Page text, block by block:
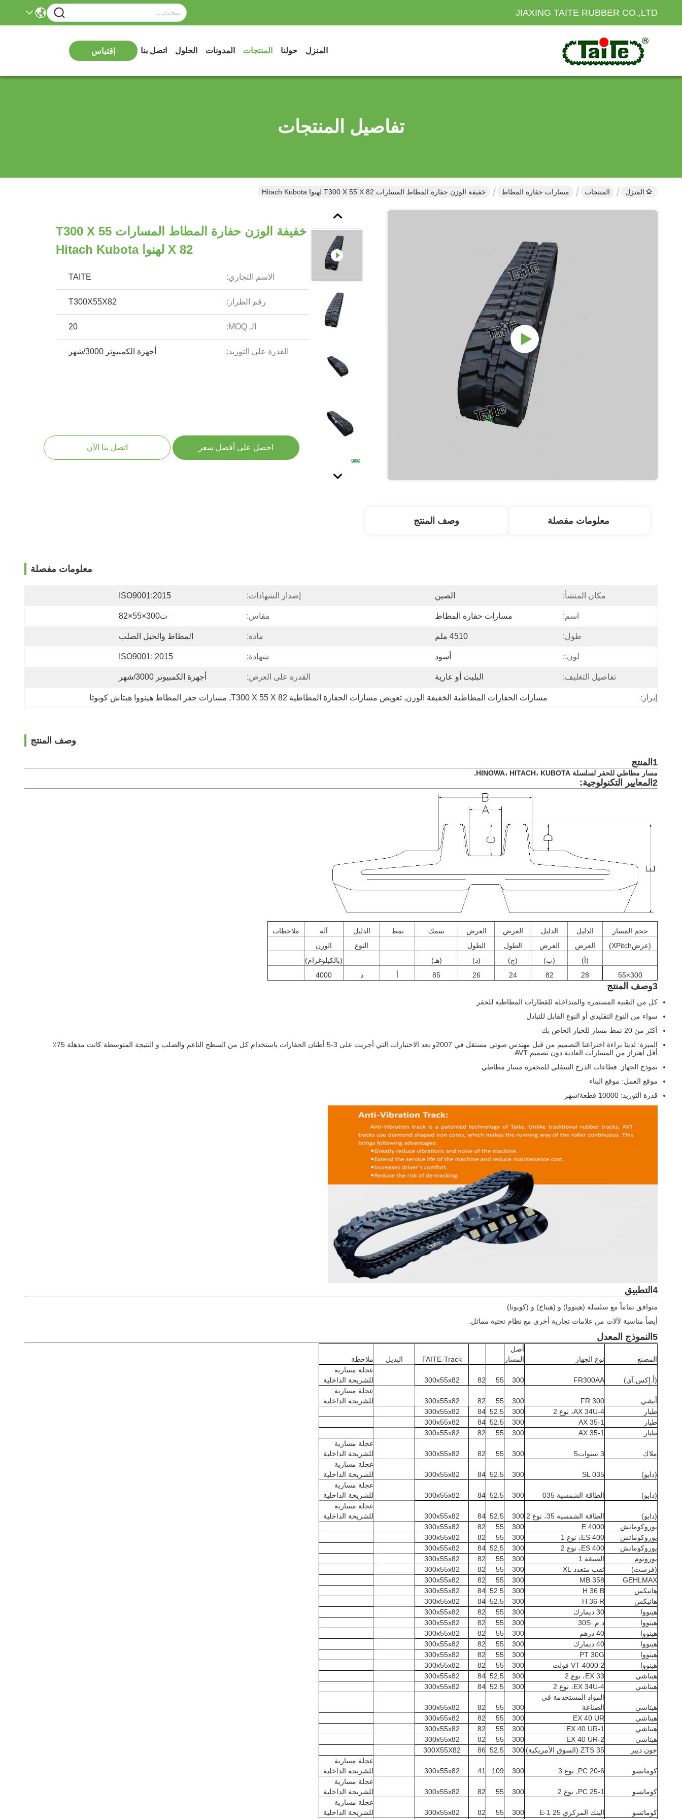
JIAXING TAITE RUBBER CO.,LTD
المنزل حولنا المنتجات المدونات الحلول اتصل بنا إقتباس
تفاصيل المنتجات
المنزل المنتجات مسارات حفارة المطاط خفيفة الوزن حفارة المطاط المسارات T300 X 55 X 82 لهنوا Hitach Kubota
خفيفة الوزن حفارة المطاط المسارات T300 X 55
X 82 لهنوا Hitach Kubota
الاسم التجاري: TAITE
رقم الطراز: T300X55X82
الـ MOQ: 20
القدرة على التوريد: أجهزة الكمبيوتر 3000/شهر
احصل على أفضل سعر اتصل بنا الآن
معلومات مفصلة وصف المنتج
معلومات مفصلة
مكان المنشأ: الصين إصدار الشهادات: ISO9001:2015
اسم: مسارات حفارة المطاط مقاس: ت300×55×82
طول: 4510 ملم مادة: المطاط والحبل الصلب
لون:: أسود شهادة: ISO9001: 2015
تفاصيل التغليف: البليت أو عارية القدرة على العرض: أجهزة الكمبيوتر 3000/شهر
إبراز: مسارات الحفارات المطاطية الخفيفة الوزن, تعويض مسارات الحفارة المطاطية T300 X 55 X 82 , مسارات حفر المطاط هينووا هيتاش كوبوتا
وصف المنتج
1المنتج
مسار مطاطي للحفر لسلسلة HINOWA، HITACH، KUBOTA.
2المعايير التكنولوجية:
حجم المسار الدليل الدليل العرض العرض سمك نمط الدليل آلة
ملاحظات
(عرضXPitch)
العرض العرض الطول الطول النوع
الوزن
(أ)
(ب) (ج) (د) (هـ)
(بالكيلوغرام)
300×55
28
82
24
26
85 أ د 4000
3وصف المنتج
كل من التقنية المستمرة والمتداخلة للقطارات المطاطية للحفر
سواء من النوع التقليدي أو النوع القابل للتبادل
أكثر من 20 نمط مسار للخيار الخاص بك
الميزة: لدينا براءة اختراعنا التصميم من قبل مهندس صوتي مستقل في 2007و بعد الاختبارات التي أجريت على 3-5 أطنان الحفارات باستخدام كل من السطح الناعم والصلب و النتيجة المتوسطة كانت مذهلة 75٪
أقل اهتزاز من المسارات العادية دون تصميم AVT.
نموذج الجهاز: قطاعات الدرج السفلي للمحفرة مسار مطاطي
موقع العمل: موقع البناء
قدرة التوريد: 10000 قطعة/شهر
4التطبيق
متوافق تماماً مع سلسلة (هينووا) و (هيتاخ) و (كوبوتا)
أيضاً مناسبة لآلات من علامات تجارية أخرى مع نظام تحتية مماثل.
5النموذج المعدل
المصنع نوع الجهاز
أصل
المسار
TAITE-Track البديل ملاحظة
(أ.إكس.آي) FR300AA
300
55
82
300x55x82
عجلة مسارية
للشريحة الداخلية
أيشي FR 300
300
55
82
300x55x82
عجلة مسارية
للشريحة الداخلية
طيار
AX 34U-4، نوع 2 300
52.5
84
300x55x82
طيار
AX 35-1
300
52.5
84
300x55x82
طيار
AX 35-1
300
55
82
300x55x82
ملاك 3 سنوات5 300
55
82
300x55x82
عجلة مسارية
للشريحة الداخلية
(دايو) SL 035
300
52.5
84
300x55x82
عجلة مسارية
للشريحة الداخلية
(دايو) الطاقة الشمسية 035 300
52.5
84
300x55x82
عجلة مسارية
للشريحة الداخلية
(دايو) الطاقة الشمسية 35، نوع 2 300
52,5
84
300x55x82
عجلة مسارية
للشريحة الداخلية
يوروكوماتش
E 4000
300
55
82
300x55x82
يوروكوماتش
ES 400، نوع 1 300
55
82
300x55x82
يوروكوماتش
ES 400، نوع 2 300
52,5
84
300x55x82
يوروتوم
الصيغة 1 300
55
82
300x55x82
(فرست)
ثقب متعدد XL 300
55
82
300x55x82
GEHLMAX
MB 358
300
55
82
300x55x82
هانيكس
H 36 B
300
52.5
84
300x55x82
هانيكس
H 36 R
300
52.5
84
300x55x82
هينووا
30 ديمارك 300
55
82
300x55x82
هينووا
د.م. 30S 300
55
82
300x55x82
هينووا
40 درهم 300
55
82
300x55x82
هينووا
40 ديمارك 300
55
82
300x55x82
هينووا
PT 30G
300
55
82
300x55x82
هينووا
VT 4000 2 فولت 300
55
82
300x55x82
هيتاشي
EX 33، نوع 2 300
52,5
84
300x55x82
هيتاشي
EX 34U-4، نوع 2 300
52.5
84
300x55x82
هيتاشي
المواد المستخدمة في
الصناعة
300
55
82
300x55x82
هيتاشي
EX 40 UR
300
55
82
300x55x82
هيتاشي
EX 40 UR-1
300
55
82
300x55x82
هيتاشي
EX 40 UR-2
300
55
82
300x55x82
جون ديير
35 ZTS (السوق الأمريكية) 300
52.5
86
300X55X82
كوماتسو PC 20-6, نوع 3 300
109
41
300x55x82
عجلة مسارية
للشريحة الداخلية
كوماتسو PC 25-1، نوع 2 300
55
82
300x55x82
عجلة مسارية
للشريحة الداخلية
كوماتسو البنك المركزي 25 E-1 300
55
82
300x55x82
عجلة مسارية
للشريحة الداخلية